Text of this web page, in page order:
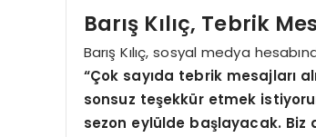
Barış Kılıç, Tebrik
Barış Kılıç, sosyal medya
“Çok sayıda tebrik mesajları
sonsuz teşekkür etmek
sezon eylülde başlayacak. Biz